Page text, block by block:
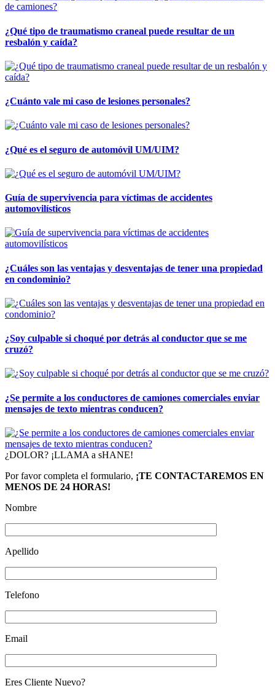
¿Qué tipo de traumatismo craneal puede resultar de un
resbalón y caída?
¿Cuánto vale mi caso de lesiones personales?
¿Qué es el seguro de automóvil UM/UIM?
Guía de supervivencia para víctimas de accidentes
automovilísticos
¿Cuáles son las ventajas y desventajas de tener una propiedad
en condominio?
¿Soy culpable si choqué por detrás al conductor que se me
cruzó?
¿Se permite a los conductores de camiones comerciales enviar
mensajes de texto mientras conducen?
¿DOLOR? ¡LLAMA a sHANE!
Por favor completa el formulario, ¡TE CONTACTAREMOS EN
MENOS DE 24 HORAS!
Nombre
Apellido
Telefono
Email
Eres Cliente Nuevo?